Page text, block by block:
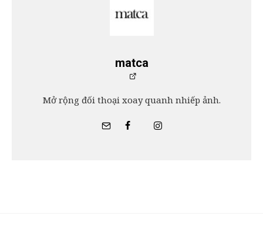
matca
Mở rộng đối thoại xoay quanh nhiếp ảnh.